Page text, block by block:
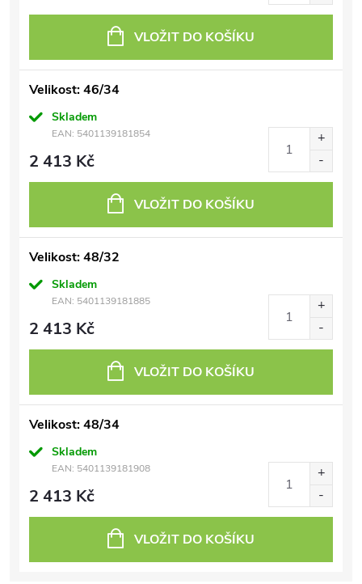
VLOŽIT DO KOŠÍKU
Velikost: 46/34
Skladem
EAN: 5401139181854
2 413 Kč
VLOŽIT DO KOŠÍKU
Velikost: 48/32
Skladem
EAN: 5401139181885
2 413 Kč
VLOŽIT DO KOŠÍKU
Velikost: 48/34
Skladem
EAN: 5401139181908
2 413 Kč
VLOŽIT DO KOŠÍKU